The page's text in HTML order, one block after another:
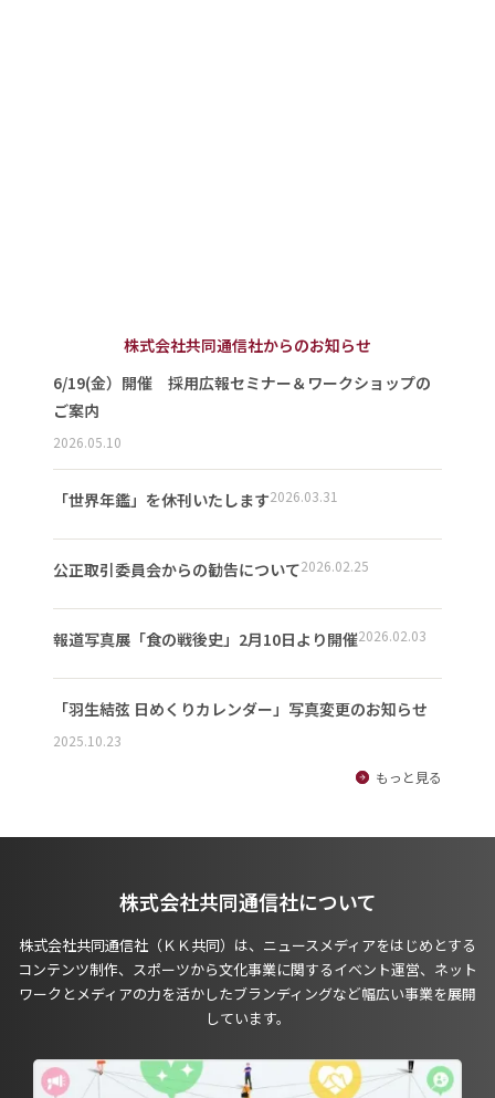
株式会社共同通信社からのお知らせ
6/19(金）開催 採用広報セミナー＆ワークショップの
ご案内
2026.05.10
「世界年鑑」を休刊いたします2026.03.31
公正取引委員会からの勧告について2026.02.25
報道写真展「食の戦後史」2月10日より開催2026.02.03
「羽生結弦 日めくりカレンダー」写真変更のお知らせ
2025.10.23
もっと見る
株式会社共同通信社について
株式会社共同通信社（ＫＫ共同）は、ニュースメディアをはじめとする
コンテンツ制作、スポーツから文化事業に関するイベント運営、ネット
ワークとメディアの力を活かしたブランディングなど幅広い事業を展開
しています。